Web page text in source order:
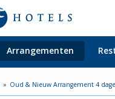
Arrangementen
Oud & Nieuw Arrangement 4